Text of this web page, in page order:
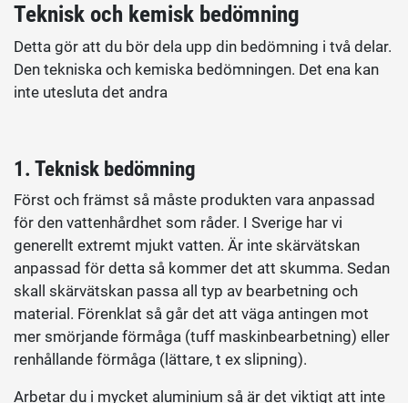
Teknisk och kemisk bedömning
Detta gör att du bör dela upp din bedömning i två delar.
Den tekniska och kemiska bedömningen. Det ena kan
inte utesluta det andra
1. Teknisk bedömning
Först och främst så måste produkten vara anpassad
för den vattenhårdhet som råder. I Sverige har vi
generellt extremt mjukt vatten. Är inte skärvätskan
anpassad för detta så kommer det att skumma. Sedan
skall skärvätskan passa all typ av bearbetning och
material. Förenklat så går det att väga antingen mot
mer smörjande förmåga (tuff maskinbearbetning) eller
renhållande förmåga (lättare, t ex slipning).
Arbetar du i mycket aluminium så är det viktigt att inte